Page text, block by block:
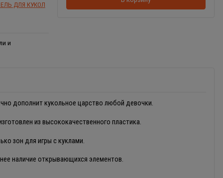
ДЛЯ КУКОЛ
и
дополнит кукольное царство любой девочки.
из высококачественного пластика.
зон для игры с куклами.
наличие открывающихся элементов.